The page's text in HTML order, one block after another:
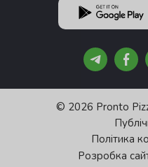
© 2026 Pronto
Політика
Розробка